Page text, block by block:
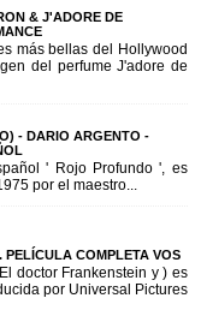
& J'ADORE DE
más bellas del Hollywood
del perfume J'adore de
- DARIO ARGENTO -
' Rojo Profundo ', es
por el maestro...
COMPLETA VOS
doctor Frankenstein y ) es
por Universal Pictures